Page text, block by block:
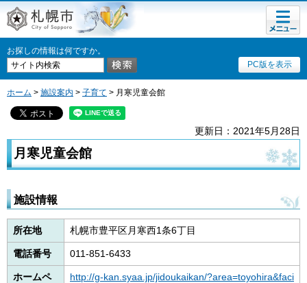
札幌市
お探しの情報は何ですか。
PC版を表示
メニュ
ー
ホーム > 施設案内 > 子育て > 月寒児童会館
更新日：2021年5月28日
月寒児童会館
施設情報
所在地 札幌市豊平区月寒西1条6丁目
電話番号 011-851-6433
ホームペ
http://g-kan.syaa.jp/jidoukaikan/?area=toyohira&faci